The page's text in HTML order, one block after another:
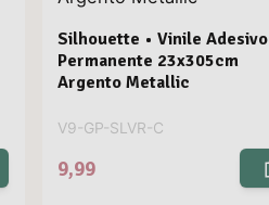
Silhouette • Vinile Adesivo
Permanente 23x305cm
Argento Metallic
V9-GP-SLVR-C
9,99